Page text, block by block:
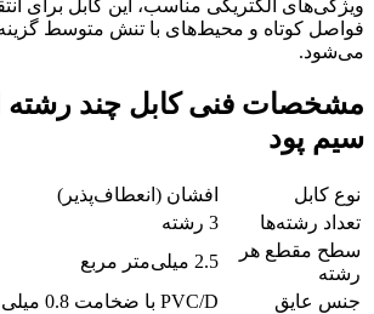
ویژگی‌های الکتریکی مناسب، این کابل برای
فواصل کوتاه و محیط‌های با تنش متوسط
می‌شود.
سیم پود
نوع کابل
افشان (انعطاف‌پذیر)
تعداد رشته‌ها
3 رشته
سطح مقطع هر
رشته
2.5 میلی‌متر مربع
جنس عایق
PVC/D با ضخامت 0.8 میلی‌متر